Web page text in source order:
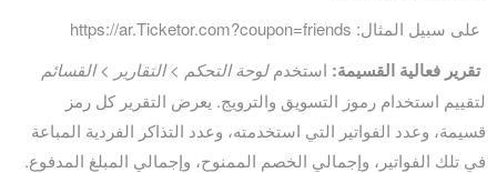
على سبيل المثال: https://ar.Ticketor.com?coupon=friends
تقرير فعالية القسيمة: استخدملوحة التحكم > التقارير > القسائم
لتقييم استخدام رموز التسويق والترويج. يعرض التقرير كل رمز
قسيمة، وعدد الفواتير التي استخدمته، وعدد التذاكر الفردية المباعة
في تلك الفواتير، وإجمالي الخصم الممنوح، وإجمالي المبلغ المدفوع.